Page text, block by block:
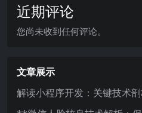
近期评论
您尚未收到任何评论。
文章展示
解读小程序开发：关键技术